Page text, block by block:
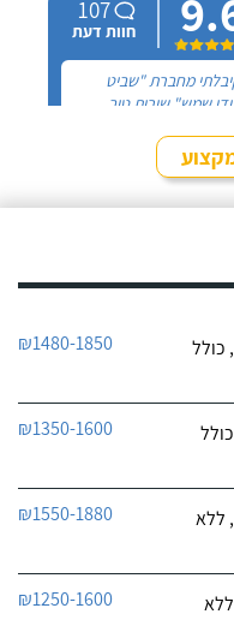
107
חוות דעת
מחברת "שביט
שמש" שירות טוב,
לא מזמן, כשהתפוצץ
הדוד שמש של הדירה.
כולל
₪1480-1850
כולל
₪1350-1600
ללא
₪1550-1880
ללא
₪1250-1600